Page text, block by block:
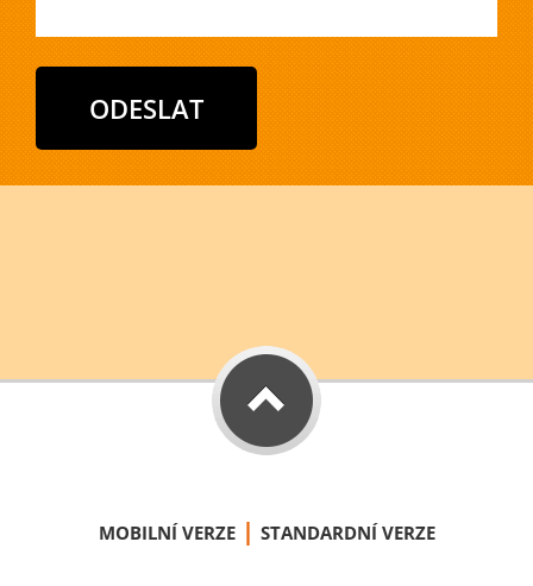
MOBILNÍ VERZE | STANDARDNÍ VERZE